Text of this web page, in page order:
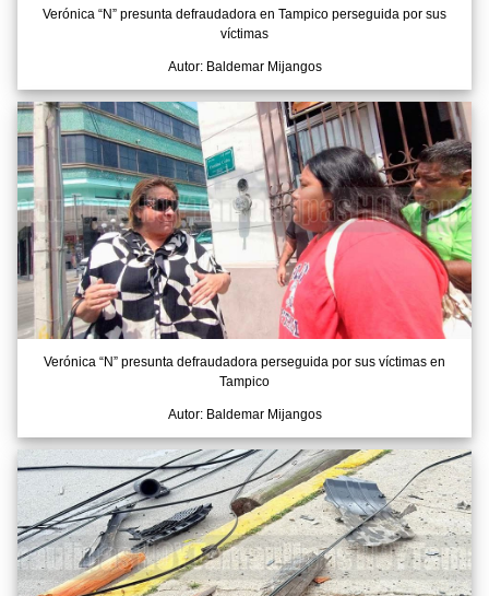
Verónica “N” presunta defraudadora en Tampico perseguida por sus
víctimas
Autor: Baldemar Mijangos
Verónica “N” presunta defraudadora perseguida por sus víctimas en
Tampico
Autor: Baldemar Mijangos